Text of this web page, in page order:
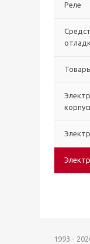
Реле
1993 -